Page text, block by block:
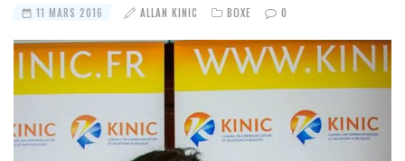
11 MARS 2016 ALLAN KINIC BOXE 0